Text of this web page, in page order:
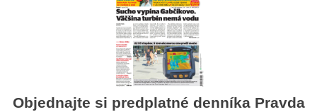
Objednajte si predplatné denníka Pravda